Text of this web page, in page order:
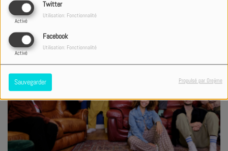
Twitter
Activé
Utilisation: Fonctionnalité
Facebook
Activé
Utilisation: Fonctionnalité
Sauvegarder Propulsé par Orejime